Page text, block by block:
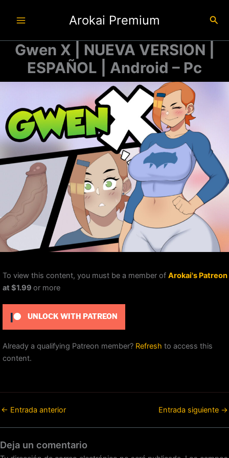
Arokai Premium
Gwen X | NUEVA VERSION |
ESPAÑOL | Android – Pc
To view this content, you must be a member of Arokai's Patreon
at $1.99 or more
UNLOCK WITH PATREON
Already a qualifying Patreon member? Refresh to access this
content.
← Entrada anterior Entrada siguiente →
Deja un comentario